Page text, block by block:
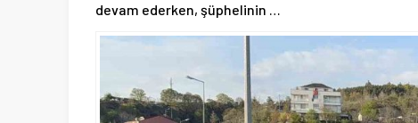
devam ederken, şüphelinin …